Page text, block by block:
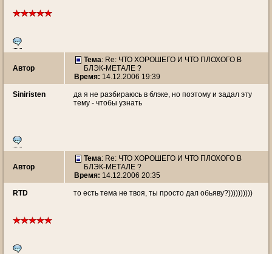
Автор
Тема: Re: ЧТО ХОРОШЕГО И ЧТО ПЛОХОГО В
БЛЭК-МЕТАЛЕ ?
Время: 14.12.2006 19:39
Siniristen
да я не разбираюсь в блэке, но поэтому и задал эту
тему - чтобы узнать
Автор
Тема: Re: ЧТО ХОРОШЕГО И ЧТО ПЛОХОГО В
БЛЭК-МЕТАЛЕ ?
Время: 14.12.2006 20:35
RTD то есть тема не твоя, ты просто дал обьяву?))))))))))